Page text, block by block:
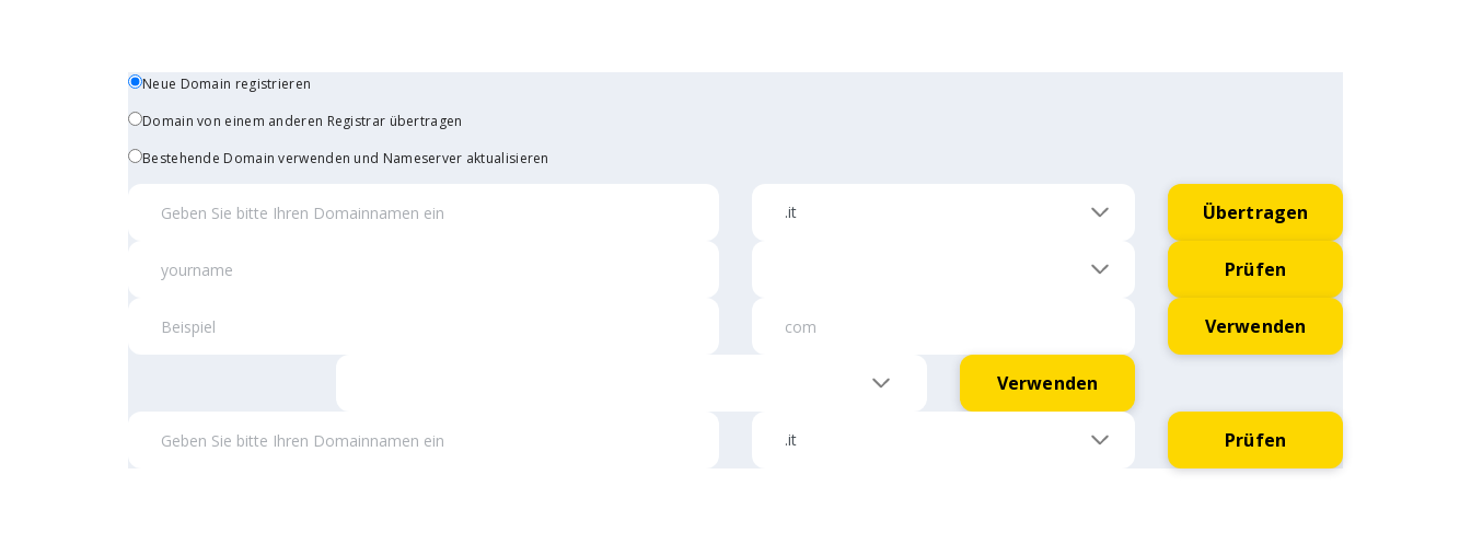
Neue Domain registrieren
Domain von einem anderen Registrar übertragen
Bestehende Domain verwenden und Nameserver aktualisieren
Übertragen
Prüfen
Verwenden
Verwenden
Prüfen